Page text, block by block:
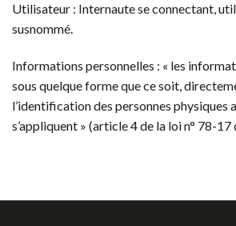
Utilisateur : Internaute se connectant,
susnommé.
Informations personnelles : « les
sous quelque forme que ce soit,
l’identification des personnes physiques
s’appliquent » (article 4 de la loi n° 78-